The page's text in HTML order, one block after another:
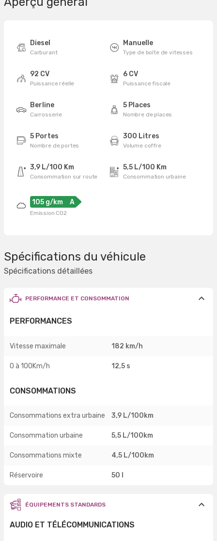
Diesel
Carburant
Manuelle
Type de boîte de vitesses
92 CV
Puissance réelle
6 CV
Puissance fiscale
Berline
Carrosserie
5 Places
Nombre de places
5 Portes
Nombre de portes
300 Litres
Volume coffre
3,9 L/100 Km
Consommation sur route
5,5 L/100 Km
Consommation urbaine
105 g/km A
Emission CO2
Spécifications du véhicule
Spécifications détaillées
PERFORMANCE ET CONSOMMATION
PERFORMANCES
Vitesse maximale 182 km/h
0 à 100Km/h 12,5 s
CONSOMMATIONS
Consommations extra urbaine 3,9 L/100km
Consommation urbaine 5,5 L/100km
Consommations mixte 4,5 L/100km
Réservoire 50 l
ÉQUIPEMENTS STANDARDS
AUDIO ET TÉLÉCOMMUNICATIONS